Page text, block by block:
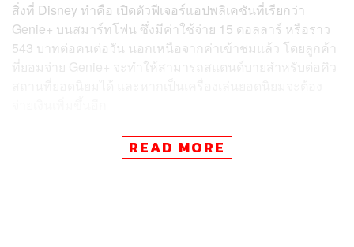
สิ่งที่ Disney ทำคือ เปิดตัวฟีเจอร์แอปพลิเคชันที่เรียกว่า
Genie+ บนสมาร์ทโฟน ซึ่งมีค่าใช้จ่าย 15 ดอลลาร์ หรือราว
543 บาทต่อคนต่อวัน นอกเหนือจากค่าเข้าชมแล้ว โดยลูกค้า
ที่ยอมจ่าย Genie+ จะทำให้สามารถสแตนด์บายสำหรับต่อคิว
READ MORE